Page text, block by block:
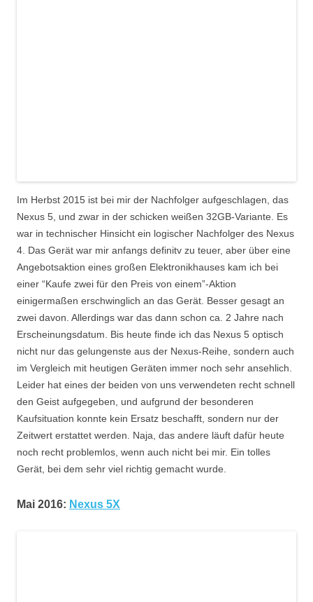
Im Herbst 2015 ist bei mir der Nachfolger aufgeschlagen, das
Nexus 5, und zwar in der schicken weißen 32GB-Variante. Es
war in technischer Hinsicht ein logischer Nachfolger des Nexus
4. Das Gerät war mir anfangs definitv zu teuer, aber über eine
Angebotsaktion eines großen Elektronikhauses kam ich bei
einer “Kaufe zwei für den Preis von einem”-Aktion
einigermaßen erschwinglich an das Gerät. Besser gesagt an
zwei davon. Allerdings war das dann schon ca. 2 Jahre nach
Erscheinungsdatum. Bis heute finde ich das Nexus 5 optisch
nicht nur das gelungenste aus der Nexus-Reihe, sondern auch
im Vergleich mit heutigen Geräten immer noch sehr ansehlich.
Leider hat eines der beiden von uns verwendeten recht schnell
den Geist aufgegeben, und aufgrund der besonderen
Kaufsituation konnte kein Ersatz beschafft, sondern nur der
Zeitwert erstattet werden. Naja, das andere läuft dafür heute
noch recht problemlos, wenn auch nicht bei mir. Ein tolles
Gerät, bei dem sehr viel richtig gemacht wurde.
Mai 2016: Nexus 5X